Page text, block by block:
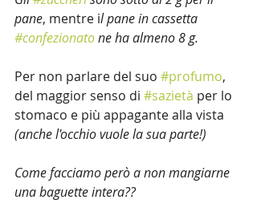
pane, mentre il pane in cassetta
#confezionato ne ha almeno 8 g.
Per non parlare del suo #profumo,
del maggior senso di #sazietà per lo
stomaco e più appagante alla vista
(anche l'occhio vuole la sua parte!)
Come facciamo però a non mangiarne
una baguette intera??